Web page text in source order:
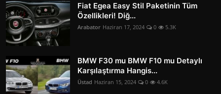
Fiat Egea Easy Stil Paketinin Tüm
Özellikleri! Diğ...
Arabator Haziran 17, 2024 0 5.3K
BMW F30 mu BMW F10 mu Detaylı
Karşılaştırma Hangis...
Üstad Haziran 15, 2024 0 4.6K